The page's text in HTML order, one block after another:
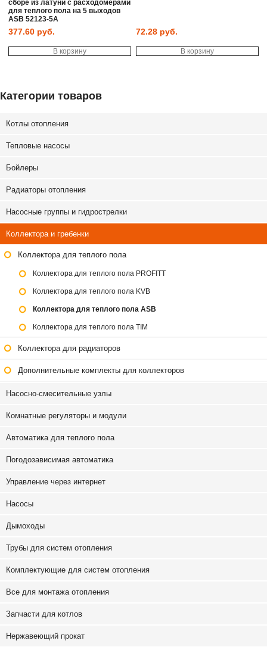
сборе из латуни с расходомерами
для теплого пола на 5 выходов
ASB 52123-5A
377.60 руб.
В корзину
72.28 руб.
В корзину
Категории товаров
Котлы отопления
Тепловые насосы
Бойлеры
Радиаторы отопления
Насосные группы и гидрострелки
Коллектора и гребенки
Коллектора для теплого пола
Коллектора для теплого пола PROFITT
Коллектора для теплого пола KVB
Коллектора для теплого пола ASB
Коллектора для теплого пола TIM
Коллектора для радиаторов
Дополнительные комплекты для коллекторов
Насосно-смесительные узлы
Комнатные регуляторы и модули
Автоматика для теплого пола
Погодозависимая автоматика
Управление через интернет
Насосы
Дымоходы
Трубы для систем отопления
Комплектующие для систем отопления
Все для монтажа отопления
Запчасти для котлов
Нержавеющий прокат